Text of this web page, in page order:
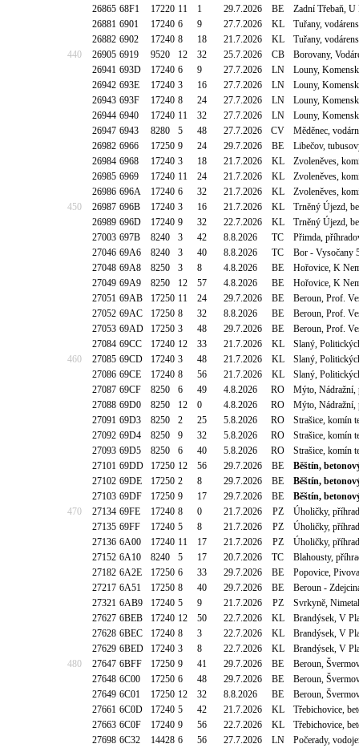
26865 68F1 17220 11 1 29.7.2026 BE
Zadní Třebaň,
26881 6901 17240 6 9 27.7.2026 KL
Tuřany,
26882 6902 17240 8 18 21.7.2026 KL
Tuřany,
440
26905 6919 9520 12 32 25.7.2026 CB
Borovany,
26941 693D 17240 6 9 27.7.2026 LN
Louny,
26942 693E 17240 3 16 27.7.2026 LN
Louny,
26943 693F 17240 8 24 27.7.2026 LN
Louny,
26944 6940 17240 11 32 27.7.2026 LN
Louny,
26947 6943 8280 5 48 27.7.2026 CV
Měděnec,
26982 6966 17250 9 24 29.7.2026 BE
Libečov,
26984 6968 17240 3 18 21.7.2026 KL
Zvoleněves,
26985 6969 17240 11 24 21.7.2026 KL
Zvoleněves,
26986 696A 17240 6 32 21.7.2026 KL
Zvoleněves,
450
26987 696B 17240 3 16 21.7.2026 KL
Trněný Újezd,
26989 696D 17240 9 32 22.7.2026 KL
Trněný Újezd,
27003 697B 8240 3 42 8.8.2026 TC
Přimda,
27046 69A6 8240 3 40 8.8.2026 TC
Bor - Vysočany
27048 69A8 8250 3 8 4.8.2026 BE
Hořovice, K
27049 69A9 8250 12 57 4.8.2026 BE
Hořovice, K
27051 69AB 17250 11 24 29.7.2026 BE
Beroun, Prof.
27052 69AC 17250 8 32 8.8.2026 BE
Beroun, Prof.
27053 69AD 17250 3 48 29.7.2026 BE
Beroun, Prof.
27084 69CC 17240 12 33 21.7.2026 KL
Slaný,
460
27085 69CD 17240 3 48 21.7.2026 KL
Slaný,
27086 69CE 17240 8 56 21.7.2026 KL
Slaný,
27087 69CF 8250 6 49 4.8.2026 RO
Mýto, Nádražní,
27088 69D0 8250 12 0 4.8.2026 RO
Mýto, Nádražní,
27091 69D3 8250 2 25 5.8.2026 RO
Strašice, komín
27092 69D4 8250 9 32 5.8.2026 RO
Strašice, komín
27093 69D5 8250 6 40 5.8.2026 RO
Strašice, komín
27101 69DD 17250 12 56 29.7.2026 BE
Běštín,
27102 69DE 17250 2 8 29.7.2026 BE
Běštín,
27103 69DF 17250 9 17 29.7.2026 BE
Běštín,
470
27134 69FE 17240 8 0 21.7.2026 PZ
Úholičky,
27135 69FF 17240 5 8 21.7.2026 PZ
Úholičky,
27136 6A00 17240 11 17 21.7.2026 PZ
Úholičky,
27152 6A10 8240 5 17 20.7.2026 TC
Blahousty,
27182 6A2E 17250 6 33 29.7.2026 BE
Popovice,
27217 6A51 17250 8 40 29.7.2026 BE
Beroun -
27321 6AB9 17240 5 9 21.7.2026 PZ
Svrkyně,
27627 6BEB 17240 12 50 22.7.2026 KL
Brandýsek, V
27628 6BEC 17240 8 3 22.7.2026 KL
Brandýsek, V
27629 6BED 17240 3 8 22.7.2026 KL
Brandýsek, V
480
27647 6BFF 17250 9 41 29.7.2026 BE
Beroun,
27648 6C00 17250 6 48 29.7.2026 BE
Beroun,
27649 6C01 17250 12 32 8.8.2026 BE
Beroun,
27661 6C0D 17240 5 42 21.7.2026 KL
Třebichovice,
27663 6C0F 17240 9 56 22.7.2026 KL
Třebichovice,
27698 6C32 14428 6 56 27.7.2026 LN
Počerady,